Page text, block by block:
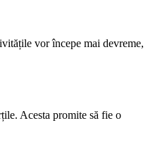
vor începe mai devreme,
Acesta promite să fie o